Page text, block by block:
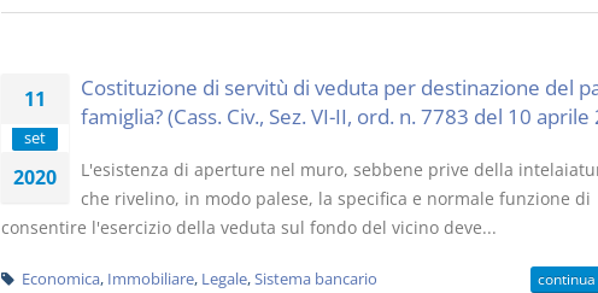
11
set
2020
Costituzione di servitù di veduta per destinazione del
famiglia? (Cass. Civ., Sez. VI-II, ord. n. 7783 del 10 aprile
L'esistenza di aperture nel muro, sebbene prive della
che rivelino, in modo palese, la specifica e normale funzione di
consentire l'esercizio della veduta sul fondo del vicino deve...
Economica, Immobiliare, Legale,Sistema bancario